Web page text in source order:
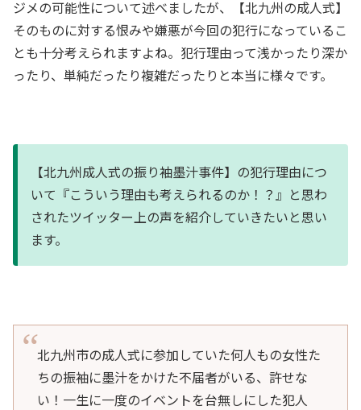
ジメの可能性について述べましたが、【北九州の成人式】
そのものに対する恨みや嫌悪が今回の犯行になっているこ
とも十分考えられますよね。犯行理由って浅かったり深か
ったり、単純だったり複雑だったりと本当に様々です。
【北九州成人式の振り袖墨汁事件】の犯行理由につ
いて『こういう理由も考えられるのか！？』と思わ
されたツイッター上の声を紹介していきたいと思い
ます。
北九州市の成人式に参加していた何人もの女性た
ちの振袖に墨汁をかけた不届者がいる、許せな
い！一生に一度のイベントを台無しにした犯人